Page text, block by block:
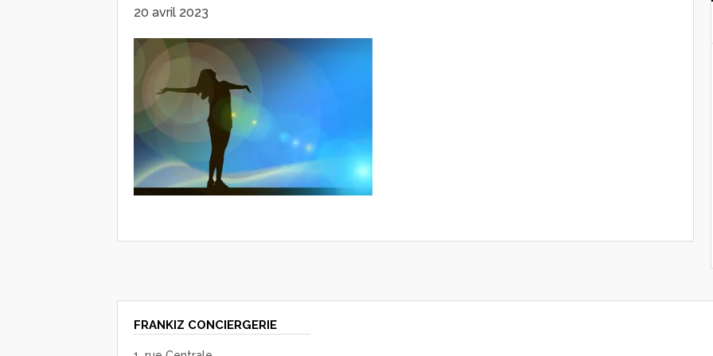
20 avril 2023
FRANKIZ CONCIERGERIE